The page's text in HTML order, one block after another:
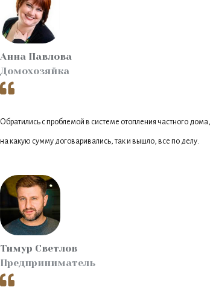
Анна Павлова
Домохозяйка
Обратились с проблемой в системе отопления частного
на какую сумму договаривались, так и вышло, все по делу.
Тимур Светлов
Предприниматель